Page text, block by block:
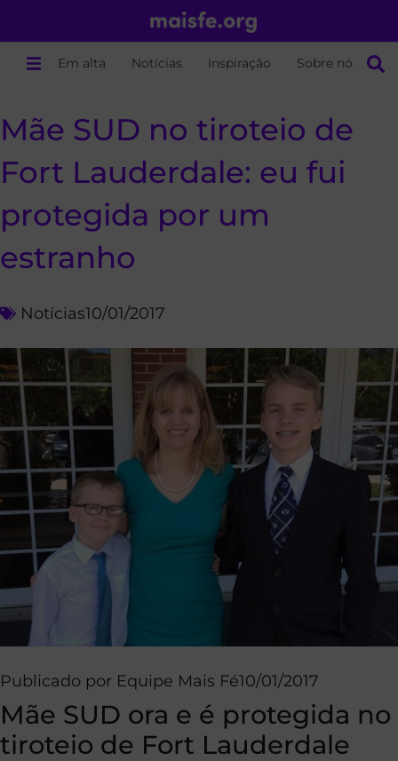
Em alta Notícias Inspiração Sobre nós
Mãe SUD no tiroteio de
Fort Lauderdale: eu fui
protegida por um
estranho
Notícias10/01/2017
Publicado por Equipe Mais Fé10/01/2017
Mãe SUD ora e é protegida no
tiroteio de Fort Lauderdale